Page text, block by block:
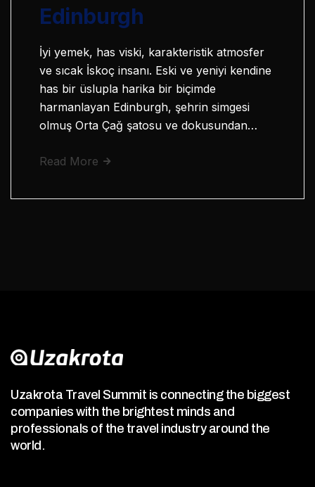
Edinburgh
İyi yemek, has viski, karakteristik atmosfer
ve sıcak İskoç insanı. Eski ve yeniyi kendine
has bir üslupla harika bir biçimde
harmanlayan Edinburgh, şehrin simgesi
olmuş Orta Çağ şatosu ve dokusundan…
Read More
Uzakrota Travel Summit is connecting the biggest
companies with the brightest minds and
professionals of the travel industry around the
world.